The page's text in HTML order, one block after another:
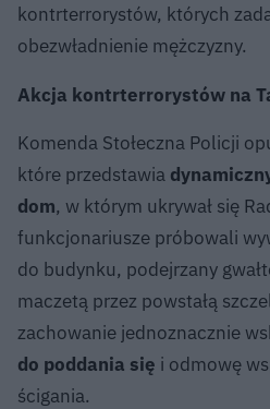
kontrterrorystów, których
obezwładnienie mężczyzny.
Akcja kontrterrorystów na
Komenda Stołeczna Policji
które przedstawia
dom, w którym ukrywał się
funkcjonariusze próbowali
do budynku, podejrzany
maczetą przez powstałą
zachowanie jednoznacznie
do poddania się i odmowę
ścigania.